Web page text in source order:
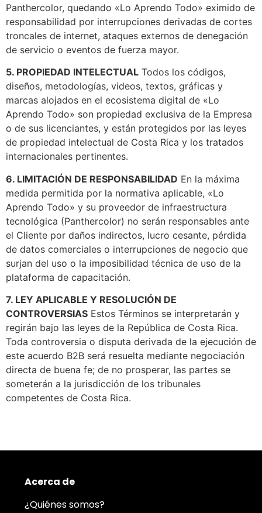
Panthercolor, quedando «Lo Aprendo Todo» eximido de
responsabilidad por interrupciones derivadas de cortes
troncales de internet, ataques externos de denegación
de servicio o eventos de fuerza mayor.
5. PROPIEDAD INTELECTUAL Todos los códigos,
diseños, metodologías, videos, textos, gráficas y
marcas alojados en el ecosistema digital de «Lo
Aprendo Todo» son propiedad exclusiva de la Empresa
o de sus licenciantes, y están protegidos por las leyes
de propiedad intelectual de Costa Rica y los tratados
internacionales pertinentes.
6. LIMITACIÓN DE RESPONSABILIDAD En la máxima
medida permitida por la normativa aplicable, «Lo
Aprendo Todo» y su proveedor de infraestructura
tecnológica (Panthercolor) no serán responsables ante
el Cliente por daños indirectos, lucro cesante, pérdida
de datos comerciales o interrupciones de negocio que
surjan del uso o la imposibilidad técnica de uso de la
plataforma de capacitación.
7. LEY APLICABLE Y RESOLUCIÓN DE
CONTROVERSIAS Estos Términos se interpretarán y
regirán bajo las leyes de la República de Costa Rica.
Toda controversia o disputa derivada de la ejecución de
este acuerdo B2B será resuelta mediante negociación
directa de buena fe; de no prosperar, las partes se
someterán a la jurisdicción de los tribunales
competentes de Costa Rica.
Acerca de
¿Quiénes somos?